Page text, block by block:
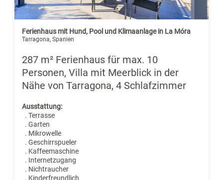
Ferienhaus mit Hund, Pool und Klimaanlage in La Móra
Tarragona, Spanien
287 m² Ferienhaus für max. 10
Personen, Villa mit Meerblick in der
Nähe von Tarragona, 4 Schlafzimmer
Ausstattung:
. Terrasse
. Garten
. Mikrowelle
. Geschirrspueler
. Kaffeemaschine
. Internetzugang
. Nichtraucher
. Kinderfreundlich